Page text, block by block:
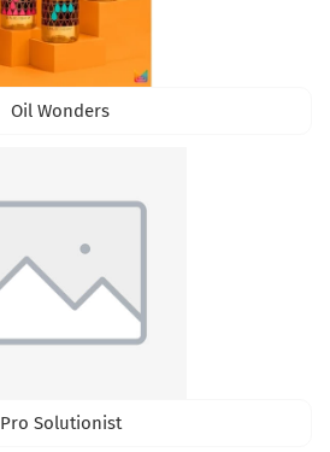
Oil Wonders
Pro Solutionist